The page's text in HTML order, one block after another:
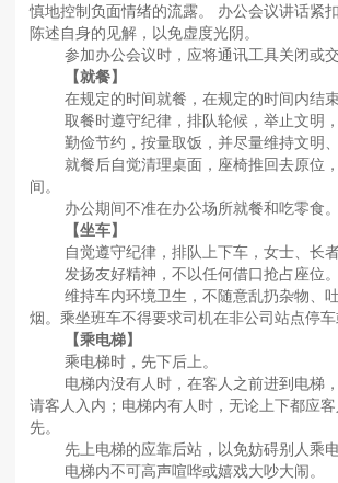
慎地控制负面情绪的流露。 办公会议讲话紧
陈述自身的见解，以免虚度光阴。
参加办公会议时，应将通讯工具关闭或交
【就餐】
在规定的时间就餐，在规定的时间内结束
取餐时遵守纪律，排队轮候，举止文明，
勤俭节约，按量取饭，并尽量维持文明、
就餐后自觉清理桌面，座椅推回去原位
间。
办公期间不准在办公场所就餐和吃零食。
【坐车】
自觉遵守纪律，排队上下车，女士、长者
发扬友好精神，不以任何借口抢占座位。
维持车内环境卫生，不随意乱扔杂物、吐
烟。乘坐班车不得要求司机在非公司站点停车
【乘电梯】
乘电梯时，先下后上。
电梯内没有人时，在客人之前进到电梯，
请客人入内；电梯内有人时，无论上下都应
先。
先上电梯的应靠后站，以免妨碍别人乘电
电梯内不可高声喧哗或嬉戏大吵大闹。